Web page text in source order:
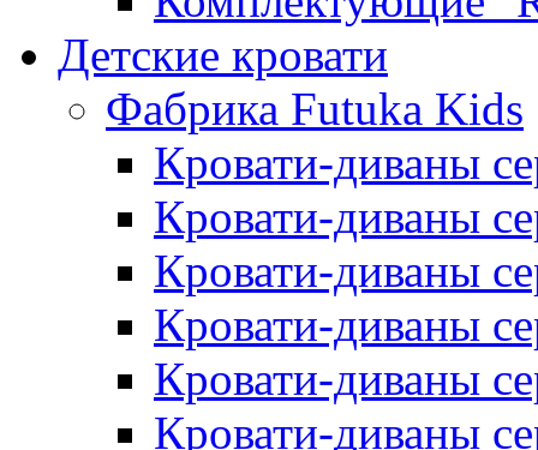
Детские кровати
Фабрика Futuka Kids
Кровати-диваны
Кровати-диваны
Кровати-диваны
Кровати-диваны
Кровати-диваны
Кровати-диваны